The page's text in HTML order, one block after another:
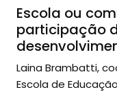
Escola ou
participação
Laina Brambatti,
Escola de